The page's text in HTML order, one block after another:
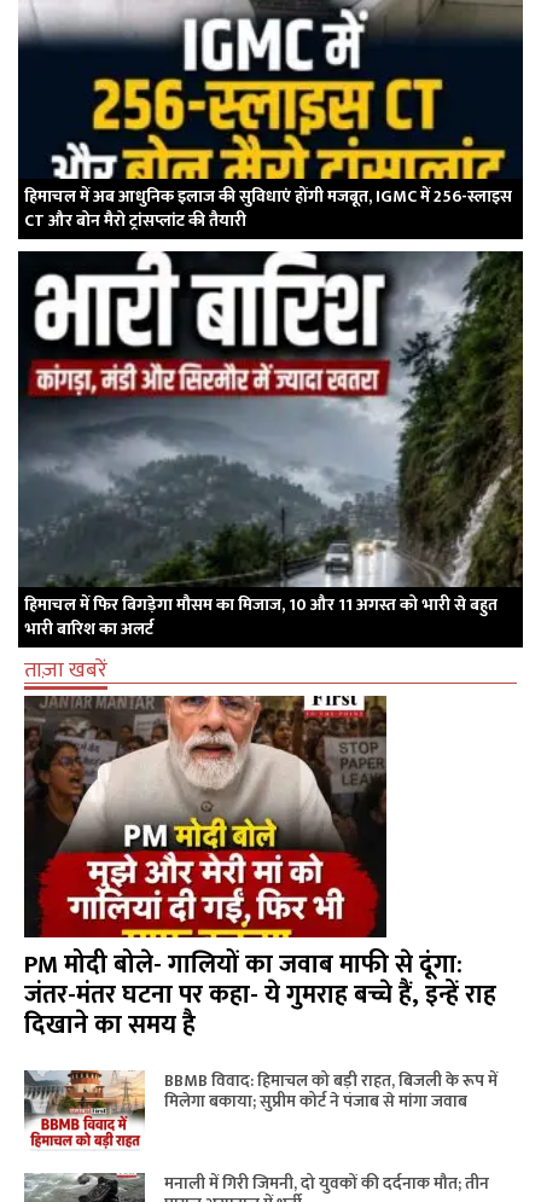
हिमाचल में अब आधुनिक इलाज की सुविधाएं होंगी मजबूत, IGMC में 256-स्लाइस
CT और बोन मैरो ट्रांसप्लांट की तैयारी
हिमाचल में फिर बिगड़ेगा मौसम का मिजाज, 10 और 11 अगस्त को भारी से बहुत
भारी बारिश का अलर्ट
ताज़ा खबरें
PM मोदी बोले- गालियों का जवाब माफी से दूंगा:
जंतर-मंतर घटना पर कहा- ये गुमराह बच्चे हैं, इन्हें राह
दिखाने का समय है
BBMB विवाद: हिमाचल को बड़ी राहत, बिजली के रूप में
मिलेगा बकाया; सुप्रीम कोर्ट ने पंजाब से मांगा जवाब
मनाली में गिरी जिमनी, दो युवकों की दर्दनाक मौत; तीन